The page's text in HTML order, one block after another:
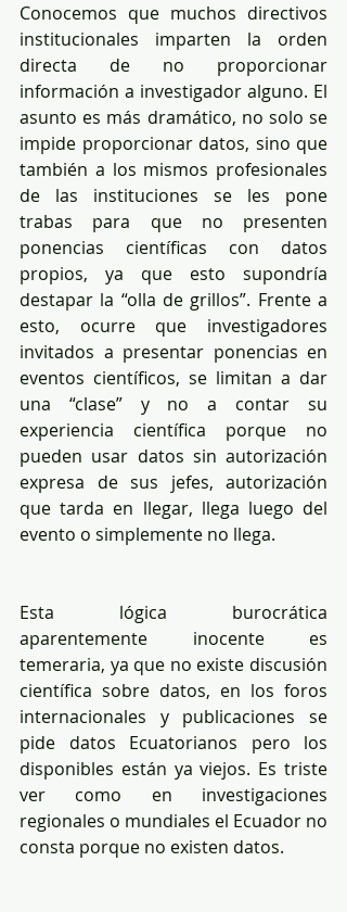
Conocemos que muchos directivos
institucionales imparten la orden
directa de no proporcionar
información a investigador alguno. El
asunto es más dramático, no solo se
impide proporcionar datos, sino que
también a los mismos profesionales
de las instituciones se les pone
trabas para que no presenten
ponencias científicas con datos
propios, ya que esto supondría
destapar la “olla de grillos”. Frente a
esto, ocurre que investigadores
invitados a presentar ponencias en
eventos científicos, se limitan a dar
una “clase” y no a contar su
experiencia científica porque no
pueden usar datos sin autorización
expresa de sus jefes, autorización
que tarda en llegar, llega luego del
evento o simplemente no llega.
Esta lógica burocrática
aparentemente inocente es
temeraria, ya que no existe discusión
científica sobre datos, en los foros
internacionales y publicaciones se
pide datos Ecuatorianos pero los
disponibles están ya viejos. Es triste
ver como en investigaciones
regionales o mundiales el Ecuador no
consta porque no existen datos.